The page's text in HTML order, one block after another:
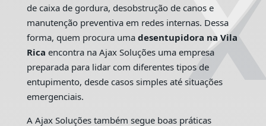
de caixa de gordura, desobstrução de canos e
manutenção preventiva em redes internas. Dessa
forma, quem procura uma desentupidora na Vila
Rica encontra na Ajax Soluções uma empresa
preparada para lidar com diferentes tipos de
entupimento, desde casos simples até situações
emergenciais.
A Ajax Soluções também segue boas práticas